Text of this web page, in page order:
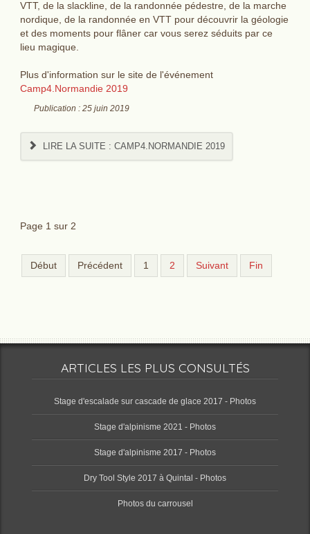
VTT, de la slackline, de la randonnée pédestre, de la marche
nordique, de la randonnée en VTT pour découvrir la géologie
et des moments pour flâner car vous serez séduits par ce
lieu magique.
Plus d'information sur le site de l'événement
Camp4.Normandie 2019
Publication : 25 juin 2019
LIRE LA SUITE : CAMP4.NORMANDIE 2019
Page 1 sur 2
Début Précédent 1 2 Suivant Fin
ARTICLES LES PLUS CONSULTÉS
Stage d'escalade sur cascade de glace 2017 - Photos
Stage d'alpinisme 2021 - Photos
Stage d'alpinisme 2017 - Photos
Dry Tool Style 2017 à Quintal - Photos
Photos du carrousel